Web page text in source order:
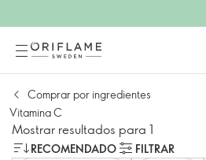
Comprar por ingredientes
Vitamina C
Mostrar resultados para 1
RECOMENDADO
FILTRAR